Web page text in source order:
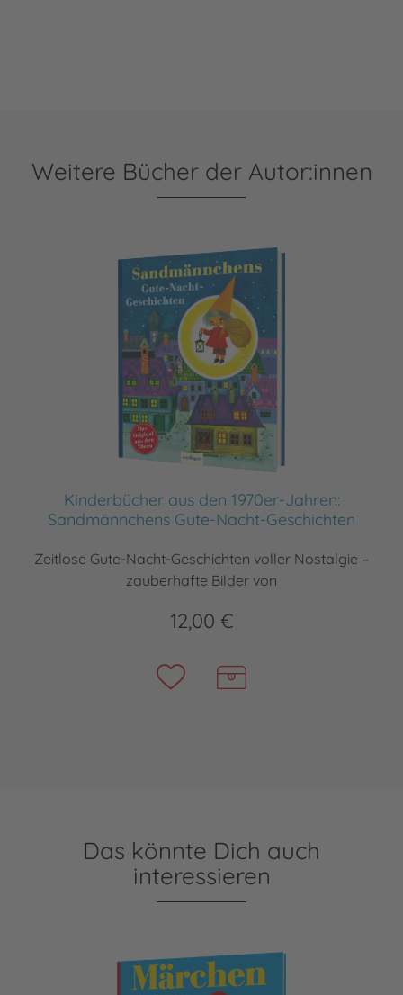
Weitere Bücher der Autor:innen
Kinderbücher aus den 1970er-Jahren:
Sandmännchens Gute-Nacht-Geschichten
Zeitlose Gute-Nacht-Geschichten voller Nostalgie –
zauberhafte Bilder von
12,00 €
Das könnte Dich auch
interessieren